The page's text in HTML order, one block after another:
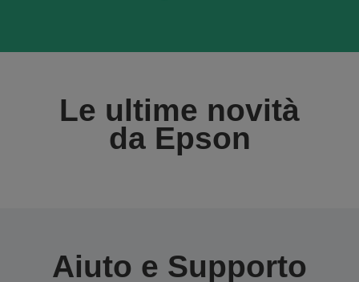
Le ultime novità
da Epson
Aiuto e Supporto